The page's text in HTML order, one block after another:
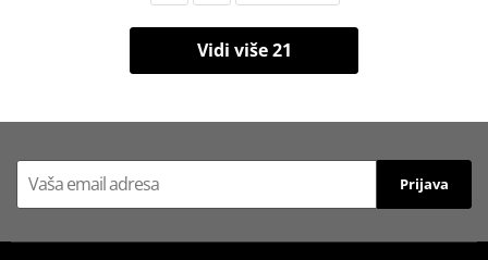
Vidi više 21
Prijava